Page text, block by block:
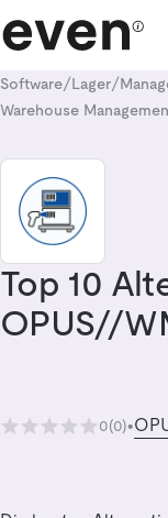
Software/Lager/
Warehouse
Top 10
OPUS//
0(0)•